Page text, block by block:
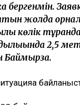
бергенмін.
жолда
көлік
2,5
Баймырза.